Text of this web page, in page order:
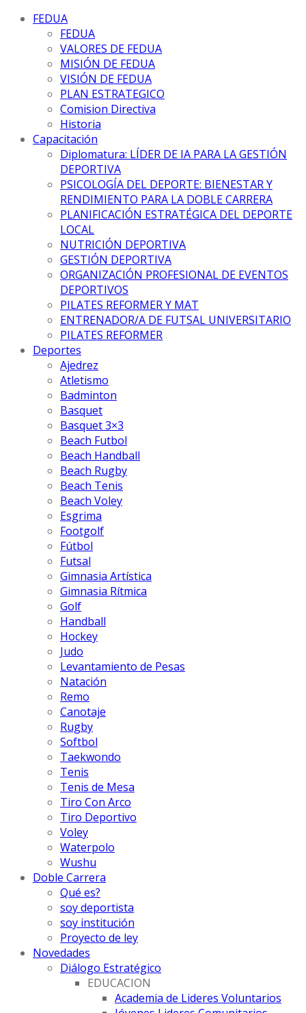
FEDUA
FEDUA
VALORES DE FEDUA
MISIÓN DE FEDUA
VISIÓN DE FEDUA
PLAN ESTRATEGICO
Comision Directiva
Historia
Capacitación
Diplomatura: LÍDER DE IA PARA LA GESTIÓN
DEPORTIVA
PSICOLOGÍA DEL DEPORTE: BIENESTAR Y
RENDIMIENTO PARA LA DOBLE CARRERA
PLANIFICACIÓN ESTRATÉGICA DEL DEPORTE
LOCAL
NUTRICIÓN DEPORTIVA
GESTIÓN DEPORTIVA
ORGANIZACIÓN PROFESIONAL DE EVENTOS
DEPORTIVOS
PILATES REFORMER Y MAT
ENTRENADOR/A DE FUTSAL UNIVERSITARIO
PILATES REFORMER
Deportes
Ajedrez
Atletismo
Badminton
Basquet
Basquet 3×3
Beach Futbol
Beach Handball
Beach Rugby
Beach Tenis
Beach Voley
Esgrima
Footgolf
Fútbol
Futsal
Gimnasia Artística
Gimnasia Rítmica
Golf
Handball
Hockey
Judo
Levantamiento de Pesas
Natación
Remo
Canotaje
Rugby
Softbol
Taekwondo
Tenis
Tenis de Mesa
Tiro Con Arco
Tiro Deportivo
Voley
Waterpolo
Wushu
Doble Carrera
Qué es?
soy deportista
soy institución
Proyecto de ley
Novedades
Diálogo Estratégico
EDUCACION
Academia de Lideres Voluntarios